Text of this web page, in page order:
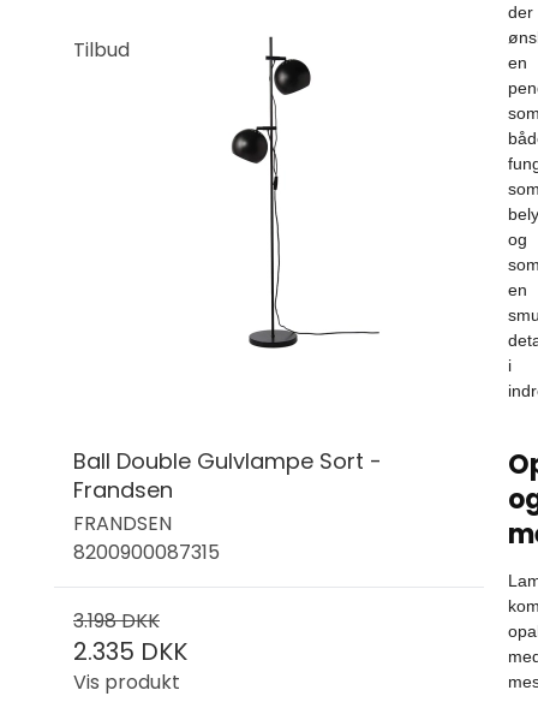
Tilbud
Ball Double Gulvlampe Sort -
Frandsen
FRANDSEN
8200900087315
3.198 DKK
2.335 DKK
Vis produkt
der
en
og
en
i